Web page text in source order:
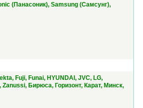
(Панасоник), Samsung (Самсунг),
Fuji, Funai, HYUNDAI, JVC, LG,
Бирюса, Горизонт, Карат, Минск,